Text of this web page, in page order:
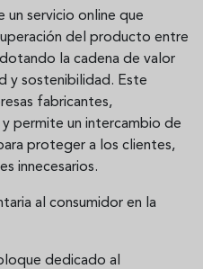
un servicio online que
del producto entre
la cadena de valor
y sostenibilidad. Este
fabricantes,
permite un intercambio de
proteger a los clientes,
innecesarios.
al consumidor en la
dedicado al